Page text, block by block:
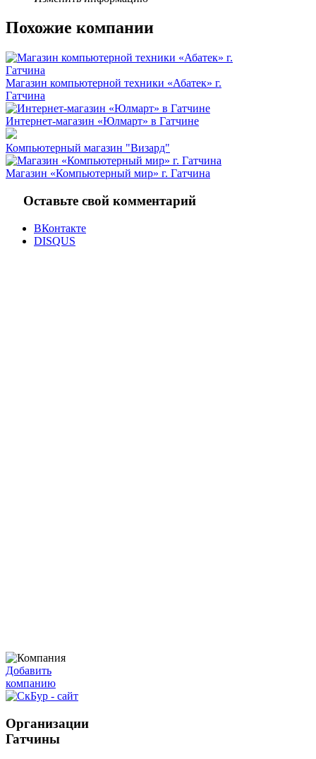
Похожие компании
Магазин компьютерной техники «Абатек» г.
Гатчина
Интернет-магазин «Юлмарт» в Гатчине
Компьютерный магазин "Визард"
Магазин «Компьютерный мир» г. Гатчина
Оставьте свой комментарий
ВКонтакте
DISQUS
Добавить
компанию
Организации
Гатчины